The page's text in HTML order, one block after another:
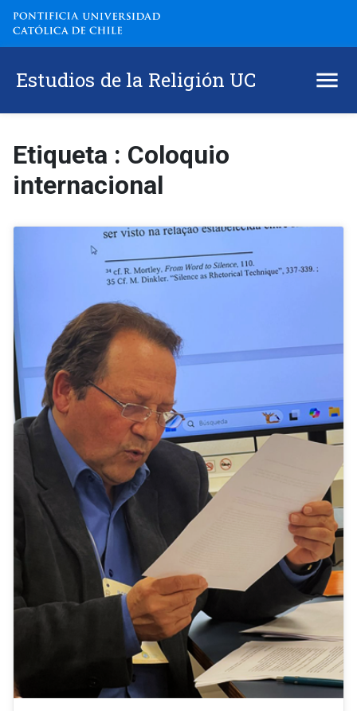
Estudios de la Religión UC
Etiqueta : Coloquio
internacional